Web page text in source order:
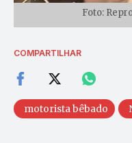
Foto:
COMPARTILHAR
motorista bêbado